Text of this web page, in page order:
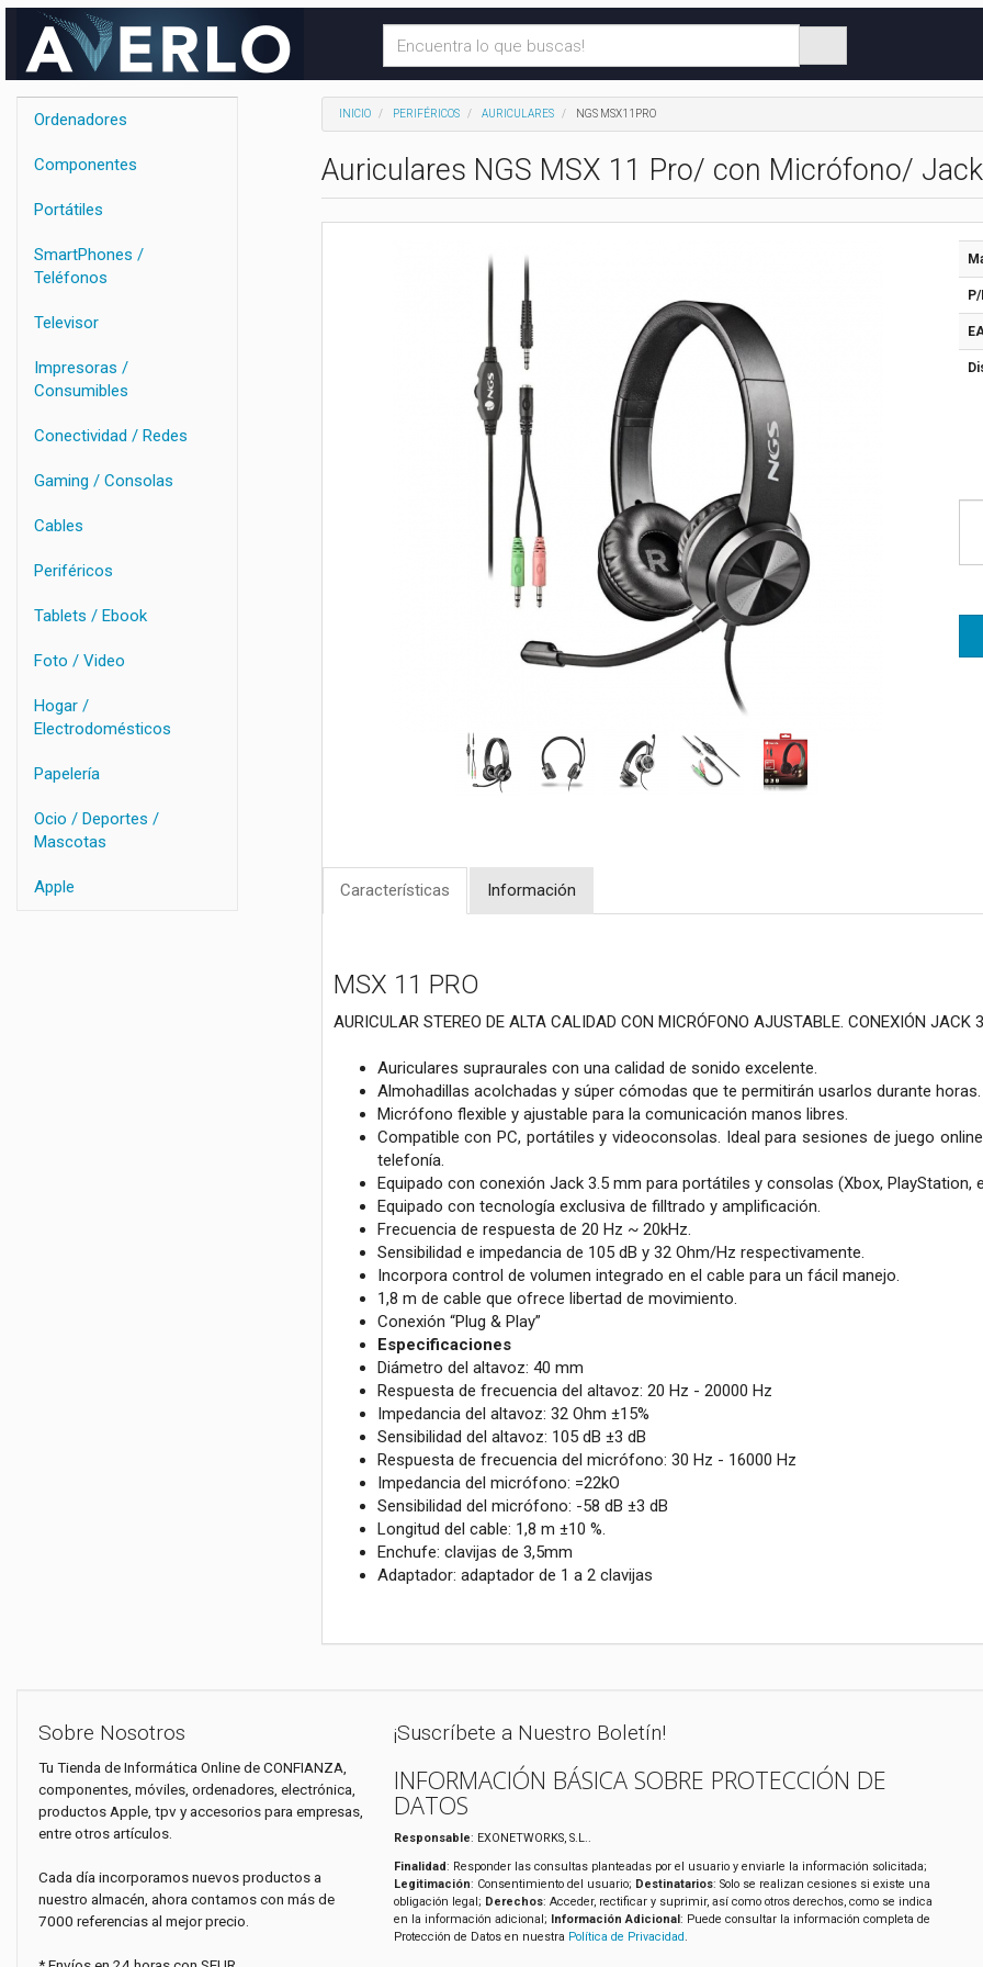
Ordenadores
Componentes
Portátiles
SmartPhones /
Teléfonos
Televisor
Impresoras /
Consumibles
Conectividad / Redes
Gaming / Consolas
Cables
Periféricos
Tablets / Ebook
Foto / Video
Hogar /
Electrodomésticos
Papelería
Ocio / Deportes /
Mascotas
Apple
INICIO PERIFÉRICOS AURICULARES NGS MSX11PRO
Auriculares NGS MSX 11 Pro/ con Micrófono/
Características Información
MSX 11 PRO
AURICULAR STEREO DE ALTA CALIDAD CON MICRÓFONO AJUSTABLE. CONEXIÓN JACK
Auriculares supraurales con una calidad de sonido excelente.
Almohadillas acolchadas y súper cómodas que te permitirán usarlos durante horas.
Micrófono flexible y ajustable para la comunicación manos libres.
Compatible con PC, portátiles y videoconsolas. Ideal para sesiones de juego
telefonía.
Equipado con conexión Jack 3.5 mm para portátiles y consolas (Xbox, PlayStation,
Equipado con tecnología exclusiva de filltrado y amplificación.
Frecuencia de respuesta de 20 Hz ~ 20kHz.
Sensibilidad e impedancia de 105 dB y 32 Ohm/Hz respectivamente.
Incorpora control de volumen integrado en el cable para un fácil manejo.
1,8 m de cable que ofrece libertad de movimiento.
Conexión “Plug & Play”
Especificaciones
Diámetro del altavoz: 40 mm
Respuesta de frecuencia del altavoz: 20 Hz - 20000 Hz
Impedancia del altavoz: 32 Ohm ±15%
Sensibilidad del altavoz: 105 dB ±3 dB
Respuesta de frecuencia del micrófono: 30 Hz - 16000 Hz
Impedancia del micrófono: =22kO
Sensibilidad del micrófono: -58 dB ±3 dB
Longitud del cable: 1,8 m ±10 %.
Enchufe: clavijas de 3,5mm
Adaptador: adaptador de 1 a 2 clavijas
Sobre Nosotros
Tu Tienda de Informática Online de CONFIANZA,
componentes, móviles, ordenadores, electrónica,
productos Apple, tpv y accesorios para empresas,
entre otros artículos.
Cada día incorporamos nuevos productos a
nuestro almacén, ahora contamos con más de
7000 referencias al mejor precio.
¡Suscríbete a Nuestro Boletín!
INFORMACIÓN BÁSICA SOBRE PROTECCIÓN DE
DATOS
Responsable: EXONETWORKS, S.L..
Finalidad: Responder las consultas planteadas por el usuario y enviarle la información solicitada;
Legitimación: Consentimiento del usuario; Destinatarios: Solo se realizan cesiones si existe una
obligación legal; Derechos: Acceder, rectificar y suprimir, así como otros derechos, como se indica
en la información adicional;
Información Adicional : Puede consultar la información completa de
Protección de Datos en nuestra Política de Privacidad .